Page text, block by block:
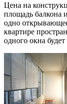
Цена на
площадь балкона
одно
квартире
одного окна